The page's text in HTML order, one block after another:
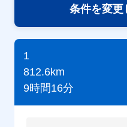
条件を変更
1
812.6km
9時間16分